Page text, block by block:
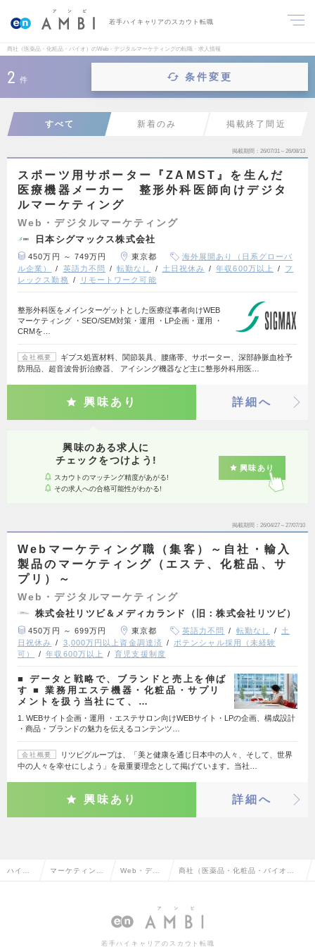
若手ハイキャリアのスカウト転職
商社（医薬品・化粧品・バイオ）のWeb・デジタルマーケティングの転職・求人情報
2 件 条件変更
すべて 新着のみ 掲載終了間近
掲載期間 26/07/31～26/08/13
スポーツ用サポーター『ZAMST』を生んだ
医療機器メーカー 整形外科医師向けデジタ
ルマーケティング
Web・デジタルマーケティング
日本シグマックス株式会社
450万円 ～ 749万円 東京都
海外展開あり（日系グローバ
ル企業）
英語力不問 転勤なし 土日祝休み 年収600万以上
フ
レックス勤務
リモートワーク可能
整形外科医をメインターゲットとした医療従事者向けWEB
マーケティング ・SEO/SEM対策・運用 ・LP企画・運用 ・
CRMを…
会社概要
ギプス処置材料、関節装具、腰痛帯、サポーター、深部静脈血栓予
防用品、超音波骨折治療器、 アイシング機器など主に整形外科用医…
興味あり 詳細へ
興味のある求人に
チェックをつけよう!
スカウトのマッチング精度があがる!
その求人への合格可能性がわかる!
興味あり
掲載期間 26/04/27～27/07/10
Webマーケティング職（集客）～自社・輸入
製品のマーケティング（エステ、化粧品、サ
プリ）～
Web・デジタルマーケティング
株式会社リツビ＆メディカランド（旧：株式会社リツビ）
450万円 ～ 699万円 東京都 英語力不問 転勤なし
土
日祝休み
3,000万円以上資金調達済
ポテンシャル採用（未経験
可）
年収600万以上 育児支援制度
■ データと戦略で、ブランドと売上を伸ば
す ■ 業務用エステ機器・化粧品・サプリ
メントを扱う当社にて、…
1. WEBサイト企画・運用 ・エステサロン向けWEBサイト・LPの企画、構成設計
・商品・ブランドの魅力を伝えるコンテンツ…
会社概要
リツビグループは、「美と健康を通じ日本中の人々、そして、世界
中の人々を幸せにしよう」を最重要理念として掲げています。当社…
興味あり 詳細へ
ハイク マーケティン Web・デジ
ティング
商社（医薬品・化粧品・バイオ）
の転職・求人情報一覧
若手ハイキャリアのスカウト転職